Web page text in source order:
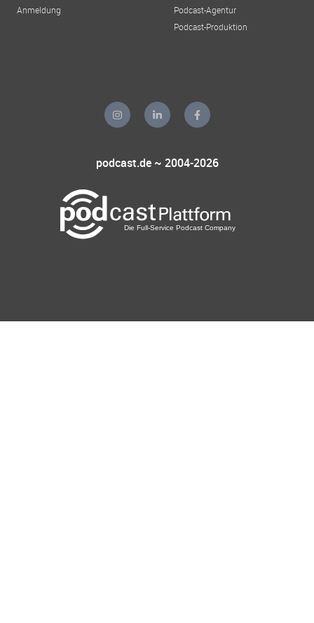
Anmeldung
Podcast-Agentur
Podcast-Produktion
podcast.de ~ 2004-2026